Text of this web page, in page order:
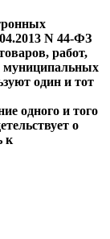
N 44-ФЗ
работ,
муниципальных
один и тот
одного и того
о
к